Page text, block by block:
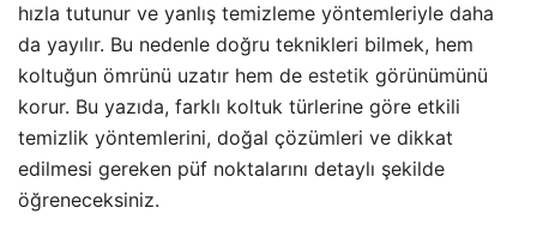
hızla tutunur ve yanlış temizleme yöntemleriyle daha
da yayılır. Bu nedenle doğru teknikleri bilmek, hem
koltuğun ömrünü uzatır hem de estetik görünümünü
korur. Bu yazıda, farklı koltuk türlerine göre etkili
temizlik yöntemlerini, doğal çözümleri ve dikkat
edilmesi gereken püf noktalarını detaylı şekilde
öğreneceksiniz.